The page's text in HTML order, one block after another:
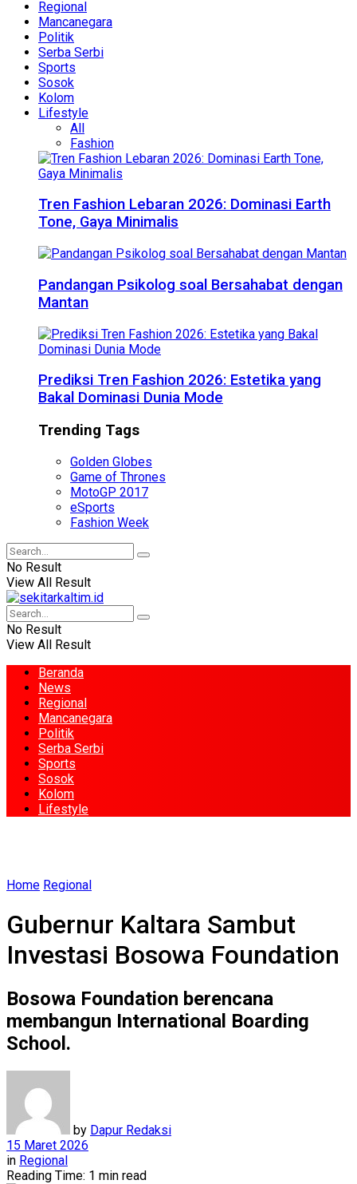
Regional
Mancanegara
Politik
Serba Serbi
Sports
Sosok
Kolom
Lifestyle
All
Fashion
Tren Fashion Lebaran 2026: Dominasi Earth
Tone, Gaya Minimalis
Pandangan Psikolog soal Bersahabat dengan
Mantan
Prediksi Tren Fashion 2026: Estetika yang
Bakal Dominasi Dunia Mode
Trending Tags
Golden Globes
Game of Thrones
MotoGP 2017
eSports
Fashion Week
No Result
View All Result
No Result
View All Result
Beranda
News
Regional
Mancanegara
Politik
Serba Serbi
Sports
Sosok
Kolom
Lifestyle
Home Regional
Gubernur Kaltara Sambut
Investasi Bosowa Foundation
Bosowa Foundation berencana
membangun International Boarding
School.
by Dapur Redaksi
15 Maret 2026
in Regional
Reading Time: 1 min read